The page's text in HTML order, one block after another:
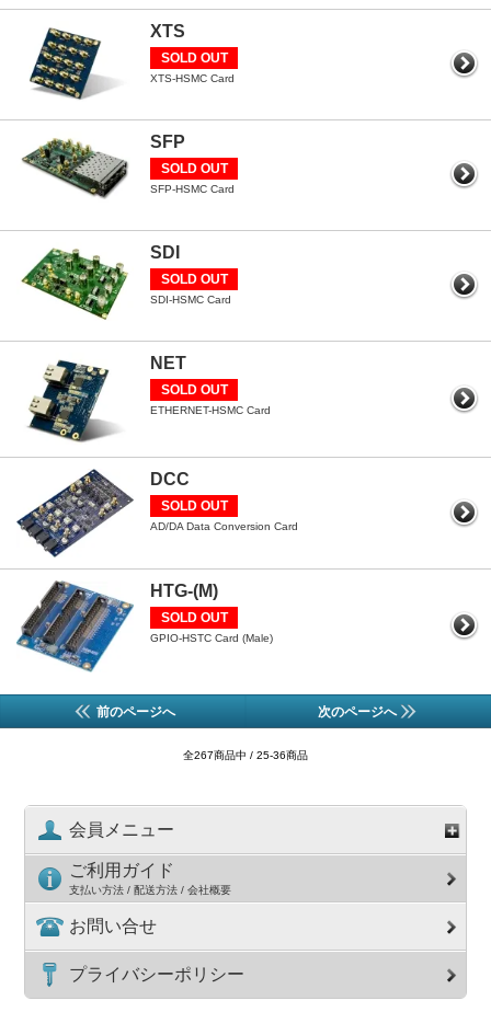
XTS
SOLD OUT
XTS-HSMC Card
SFP
SOLD OUT
SFP-HSMC Card
SDI
SOLD OUT
SDI-HSMC Card
NET
SOLD OUT
ETHERNET-HSMC Card
DCC
SOLD OUT
AD/DA Data Conversion Card
HTG-(M)
SOLD OUT
GPIO-HSTC Card (Male)
前のページへ 次のページへ
全267商品中 / 25-36商品
会員メニュー
ご利用ガイド
支払い方法 / 配送方法 / 会社概要
お問い合せ
プライバシーポリシー